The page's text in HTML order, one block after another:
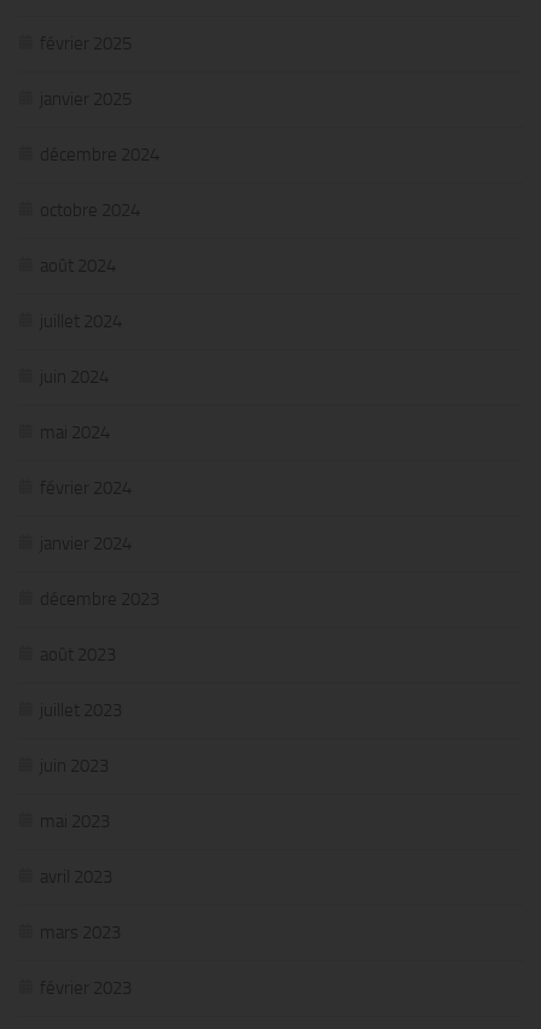
février 2025
janvier 2025
décembre 2024
octobre 2024
août 2024
juillet 2024
juin 2024
mai 2024
février 2024
janvier 2024
décembre 2023
août 2023
juillet 2023
juin 2023
mai 2023
avril 2023
mars 2023
février 2023